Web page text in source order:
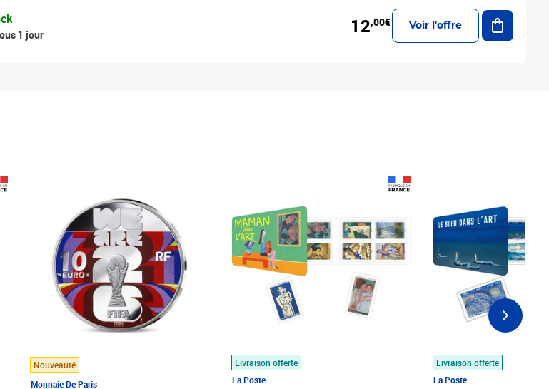
1 jour 12,00€ Voir l'offre
Ajouter
Nouveauté
Monnaie De Paris
Livraison offerte
La Poste
Livraison offerte
La Poste